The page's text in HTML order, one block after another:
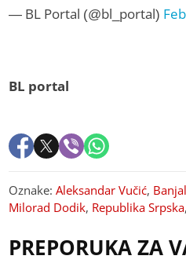
— BL Portal (@bl_portal)
BL portal
Oznake:Aleksandar Vučić,
Milorad Dodik, Republika Srpska
PREPORUKA ZA